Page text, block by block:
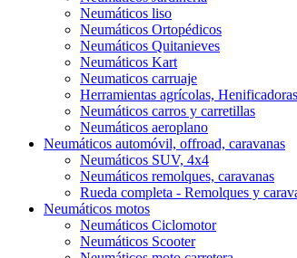
Neumáticos liso
Neumáticos Ortopédicos
Neumáticos Quitanieves
Neumáticos Kart
Neumaticos carruaje
Herramientas agrícolas, Henificadoras
Neumáticos carros y carretillas
Neumáticos aeroplano
Neumáticos automóvil, offroad, caravanas
Neumáticos SUV, 4x4
Neumáticos remolques, caravanas
Rueda completa - Remolques y
Neumáticos motos
Neumáticos Ciclomotor
Neumáticos Scooter